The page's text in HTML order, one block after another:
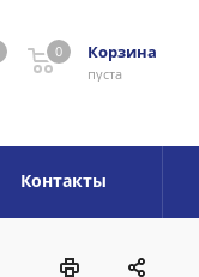
Корзина
пуста
0
Контакты